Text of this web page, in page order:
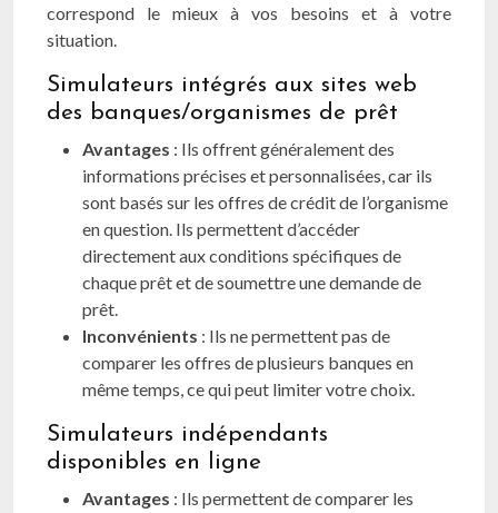
correspond le mieux à vos besoins et à votre
situation.
Simulateurs intégrés aux sites web
des banques/organismes de prêt
Avantages : Ils offrent généralement des
informations précises et personnalisées, car ils
sont basés sur les offres de crédit de l’organisme
en question. Ils permettent d’accéder
directement aux conditions spécifiques de
chaque prêt et de soumettre une demande de
prêt.
Inconvénients : Ils ne permettent pas de
comparer les offres de plusieurs banques en
même temps, ce qui peut limiter votre choix.
Simulateurs indépendants
disponibles en ligne
Avantages : Ils permettent de comparer les